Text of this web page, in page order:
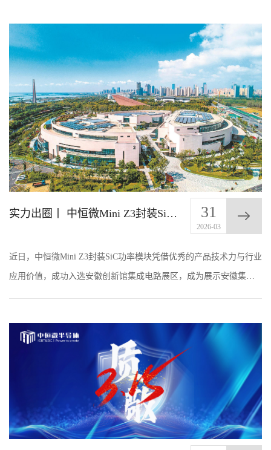
实力出圈丨 中恒微Mini Z3封装SiC功率模块入驻安徽创新馆
近日，中恒微Mini Z3封装SiC功率模块凭借优秀的产品技术力与行业
应用价值，成功入选安徽创新馆集成电路展区，成为展示安徽集成
31
2026-03